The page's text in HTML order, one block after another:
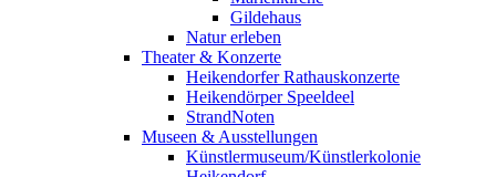
Gildehaus
Natur erleben
Theater & Konzerte
Heikendorfer Rathauskonzerte
Heikendörper Speeldeel
StrandNoten
Museen & Ausstellungen
Künstlermuseum/Künstlerkolonie